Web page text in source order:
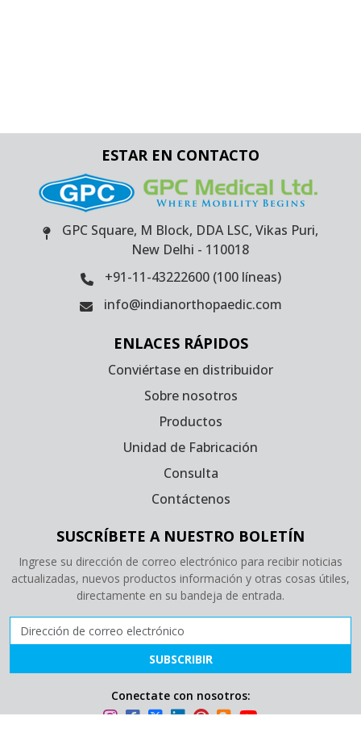
ESTAR EN CONTACTO
GPC Square, M Block, DDA LSC, Vikas Puri,
New Delhi - 110018
+91-11-43222600 (100 líneas)
info@indianorthopaedic.com
ENLACES RÁPIDOS
Conviértase en distribuidor
Sobre nosotros
Productos
Unidad de Fabricación
Consulta
Contáctenos
SUSCRÍBETE A NUESTRO BOLETÍN
Ingrese su dirección de correo electrónico para recibir noticias
actualizadas, nuevos productos información y otras cosas útiles,
directamente en su bandeja de entrada.
Dirección de correo electrónico
SUBSCRIBIR
Conectate con nosotros: